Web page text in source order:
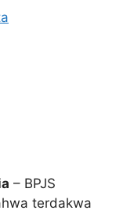
– BPJS
terdakwa